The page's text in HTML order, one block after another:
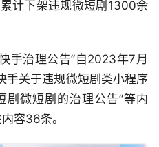
计下架违规微短剧1300余
手治理公告”自2023年7月
手关于违规微短剧类小程序
剧微短剧的治理公告”等内
容36条。